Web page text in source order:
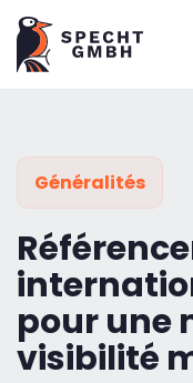
Généralités
pour une
visibilité